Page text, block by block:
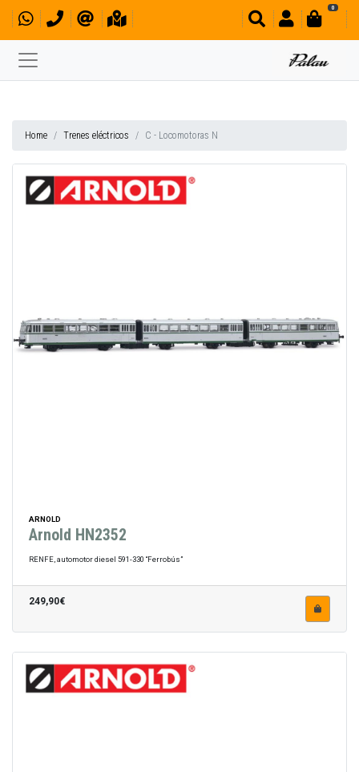
0
Home Trenes eléctricos C - Locomotoras N
ARNOLD
Arnold HN2352
RENFE, automotor diesel 591-330 “Ferrobús”
249,90€